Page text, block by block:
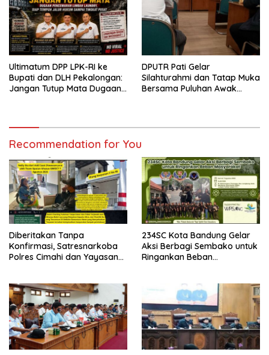
Ultimatum DPP LPK-RI ke
Bupati dan DLH Pekalongan:
Jangan Tutup Mata Dugaan
DPUTR Pati Gelar
Silahturahmi dan Tatap Muka
Bersama Puluhan Awak
Recommendation for You
Diberitakan Tanpa
Konfirmasi, Satresnarkoba
Polres Cimahi dan Yayasan
234SC Kota Bandung Gelar
Aksi Berbagi Sembako untuk
Ringankan Beban